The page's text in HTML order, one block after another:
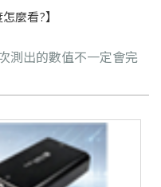
麼看?】
測出的數值不一定會完